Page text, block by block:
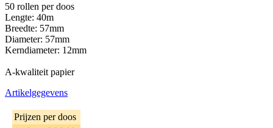
50 rollen per doos
Lengte: 40m
Breedte: 57mm
Diameter: 57mm
Kerndiameter: 12mm
A-kwaliteit papier
Artikelgegevens
Prijzen per doos